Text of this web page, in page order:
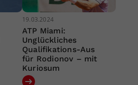
19.03.2024
ATP Miami:
Unglückliches
Qualifikations-Aus
für Rodionov – mit
Kuriosum